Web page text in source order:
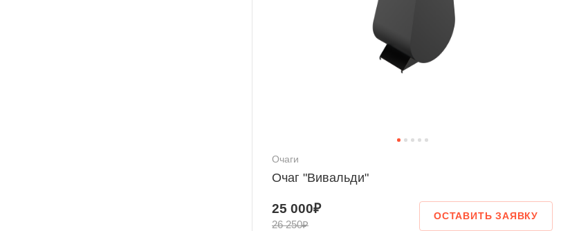
Очаги
Очаг "Вивальди"
25 000₽
26 250₽
ОСТАВИТЬ ЗАЯВКУ